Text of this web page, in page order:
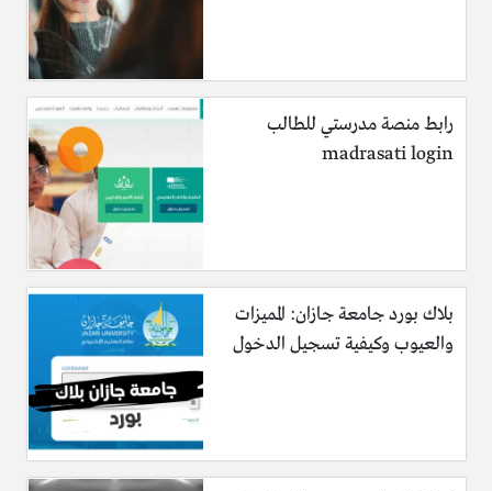
رابط منصة مدرستي للطالب
madrasati login
بلاك بورد جامعة جازان: المميزات
والعيوب وكيفية تسجيل الدخول